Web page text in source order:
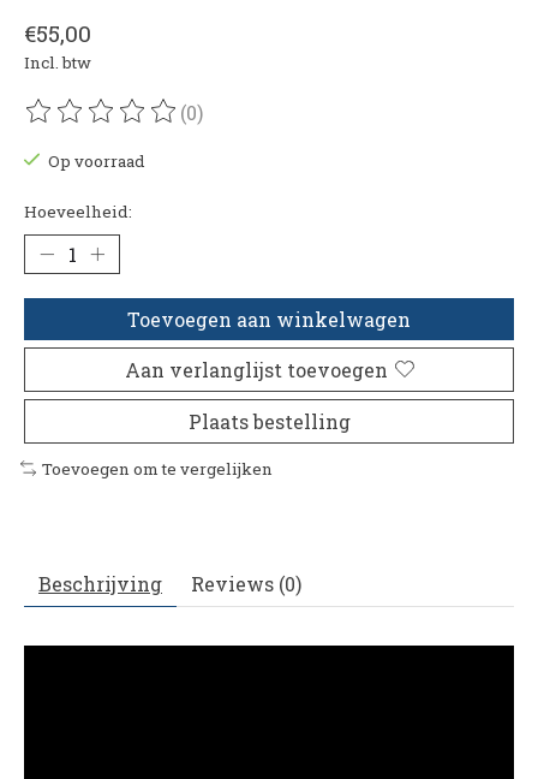
€55,00
Incl. btw
De beoordeling van dit product is
(0)
Op voorraad
Hoeveelheid:
Toevoegen aan winkelwagen
Aan verlanglijst toevoegen
Plaats bestelling
Toevoegen om te vergelijken
Beschrijving Reviews (0)